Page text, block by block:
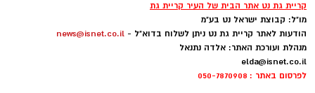
יש לכם מידע חשוב שטרם נחשף? צילומים מאירוע
חדשותי? מצאתם טעות בכתבה? נשמח שתשתפו
אותנו
קריית גת נט אתר הבית של העיר קריית גת
מו"ל: קבוצת ישראל נט בע"מ
הודעות לאתר קריית גת נט ניתן לשלוח בדוא"ל - news@isnet.co.il
מנהלת ועורכת האתר: אלדה נתנאל
elda@isnet.co.il
לפרסום באתר : 050-7870908